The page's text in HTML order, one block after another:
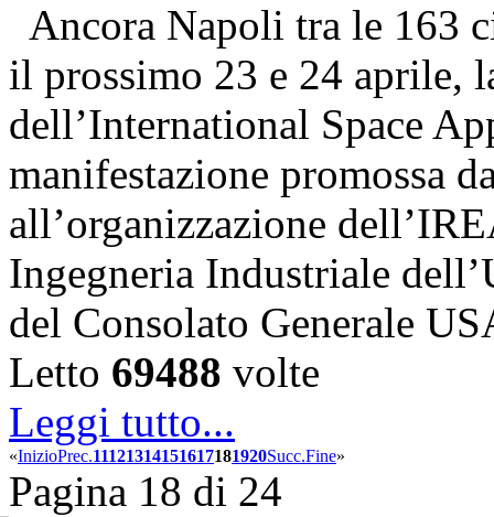
Ancora Napoli tra le 163
il prossimo 23 e 24 aprile,
dell’International Space
manifestazione promossa
all’organizzazione
Ingegneria Industriale
del Consolato Generale
Letto 69488 volte
Leggi tutto...
«InizioPrec.11121314151617181920Succ.Fine»
Pagina 18 di 24